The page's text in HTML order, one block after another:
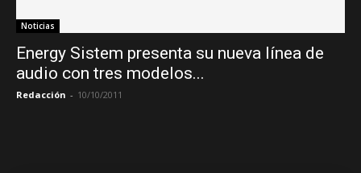
Noticias
Energy Sistem presenta su nueva línea de
audio con tres modelos...
Redacción - 10/10/2011